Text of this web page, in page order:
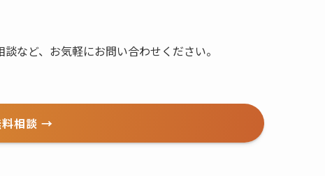
など、お気軽にお問い合わせください。
料相談 →